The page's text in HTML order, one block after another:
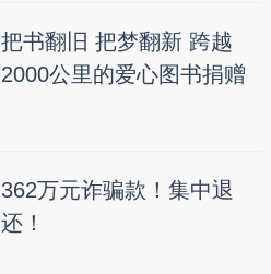
把书翻旧 把梦翻新 跨越
2000公里的爱心图书捐赠
362万元诈骗款！集中退
还！